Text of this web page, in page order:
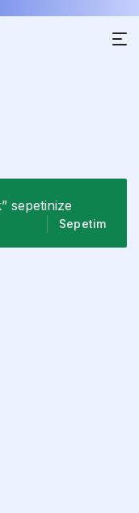
sepetinize
Sepetim